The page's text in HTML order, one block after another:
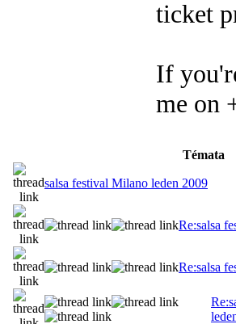
ticket
If
me on
Témata
salsa festival Milano leden 2009
Re:salsa
Re:salsa